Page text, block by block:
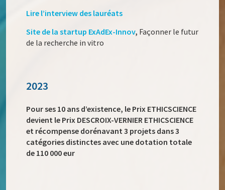
Lire l’interview des lauréats
Site de la startup ExAdEx-Innov, Façonner le futur
de la recherche in vitro
2023
Pour ses 10 ans d’existence, le Prix ETHICSCIENCE
devient le Prix DESCROIX-VERNIER ETHICSCIENCE
et récompense dorénavant 3 projets dans 3
catégories distinctes avec une dotation totale
de 110 000 eur